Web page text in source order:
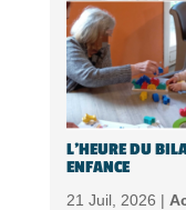
L’HEURE DU
ENFANCE
21 Juil, 2026 |